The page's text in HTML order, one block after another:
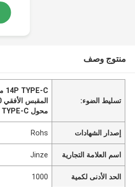
منتوج وصف
تسليط الضوء:
14P TYPE-C مغلقة جانبية
المقبس الأفقي 90 TYPE-C
محول USB3.1 TYPE-C
إصدار الشهادات Rohs
اسم العلامة التجارية Jinze
الحد الأدنى لكمية 1000